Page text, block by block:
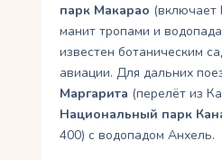
парк Макарао (включает
манит тропами и
известен ботаническим
авиации. Для дальних
Маргарита (перелёт из
Национальный парк
400) с водопадом Анхель.